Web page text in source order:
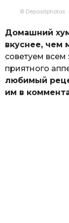
© Depositphotos
Домашний
вкуснее, чем
советуем
приятного
любимый
им в